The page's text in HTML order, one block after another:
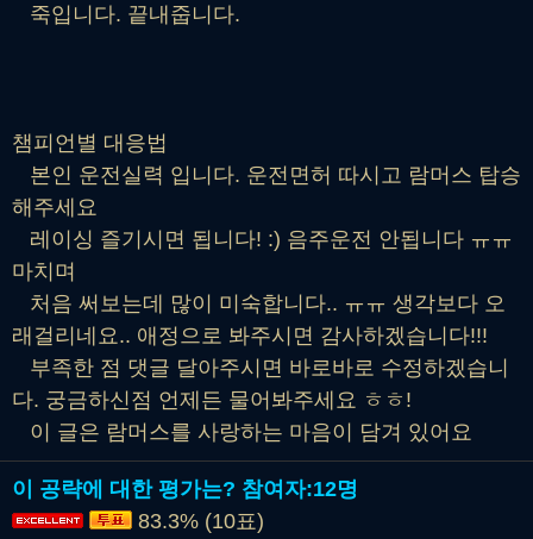
죽입니다. 끝내줍니다.
챔피언별 대응법
본인 운전실력 입니다. 운전면허 따시고 람머스 탑승
해주세요
레이싱 즐기시면 됩니다! :) 음주운전 안됩니다 ㅠㅠ
마치며
처음 써보는데 많이 미숙합니다.. ㅠㅠ 생각보다 오
래걸리네요.. 애정으로 봐주시면 감사하겠습니다!!!
부족한 점 댓글 달아주시면 바로바로 수정하겠습니
다. 궁금하신점 언제든 물어봐주세요 ㅎㅎ!
이 글은 람머스를 사랑하는 마음이 담겨 있어요
이 공략에 대한 평가는? 참여자:12명
83.3% (10표)